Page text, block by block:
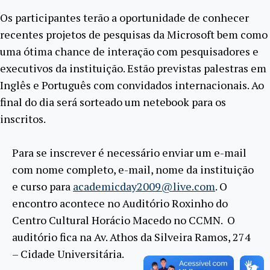
Os participantes terão a oportunidade de conhecer
recentes projetos de pesquisas da Microsoft bem como
uma ótima chance de interação com pesquisadores e
executivos da instituição. Estão previstas palestras em
Inglês e Português com convidados internacionais. Ao
final do dia será sorteado um netebook para os
inscritos.
Para se inscrever é necessário enviar um e-mail
com nome completo, e-mail, nome da instituição
e curso para academicday2009@live.com. O
encontro acontece no Auditório Roxinho do
Centro Cultural Horácio Macedo no CCMN. O
auditório fica na Av. Athos da Silveira Ramos, 274
– Cidade Universitária.